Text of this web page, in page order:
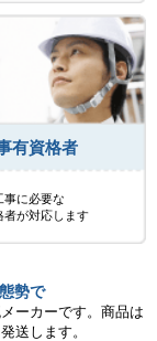
有資格者
事に必要な
者が対応します
勢で
ーカーです。商品は
送します。